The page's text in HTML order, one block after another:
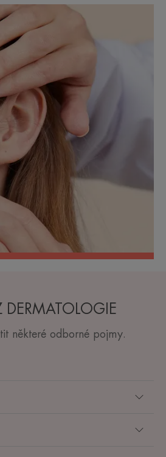
DERMATOLOGIE
některé odborné pojmy.